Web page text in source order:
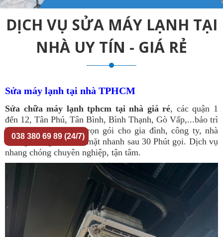
DỊCH VỤ SỬA MÁY LẠNH TẠI
NHÀ UY TÍN - GIÁ RẺ
Sửa máy lạnh tại nhà TPHCM
Sửa chữa máy lạnh tphcm tại nhà giá rẻ, các quận 1
đến 12, Tân Phú, Tân Bình, Bình Thạnh, Gò Vấp,...bảo trì
bảo dưỡng điều hòa trọn gói cho gia đình, công ty, nhà
xưởng, trung tâm. Có mặt nhanh sau 30 Phút gọi. Dịch vụ
nhang chóng chuyên nghiệp, tận tâm.
038 380 69 89 (24/7)